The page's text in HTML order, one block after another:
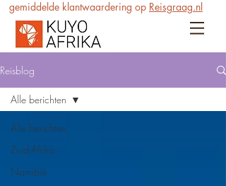
gemiddelde klantwaardering op Reisgraag.nl
Reisblog
Alle berichten
Zuid-Afrika
Namibië
Alle berichten